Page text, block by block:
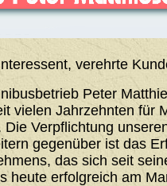
verehrte
Peter
vielen Jahrzehnten für
Die Verpflichtung
gegenüber ist das
das sich seit
heute erfolgreich am